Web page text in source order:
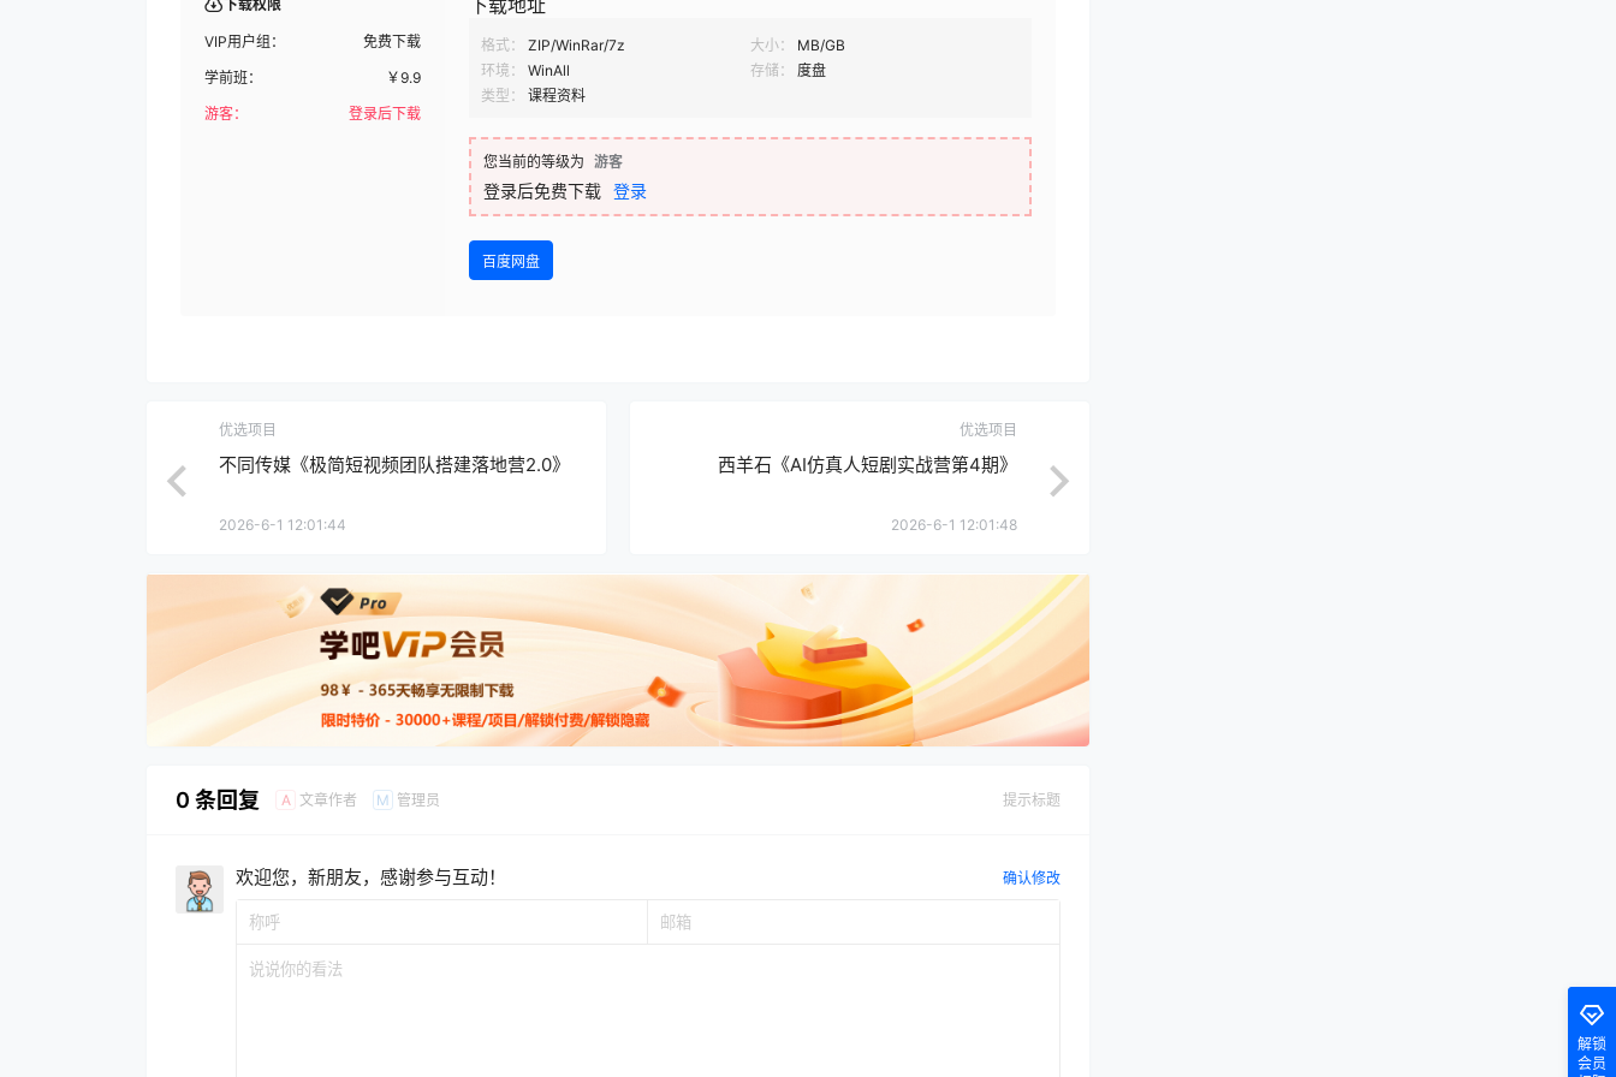
下载权限
VIP用户组：
免费下载
学前班：
￥9.9
游客：
登录后下载
下载地址
格式： ZIP/WinRar/7z 大小：
MB/GB
环境：
WinAll 存储：
度盘
类型：
课程资料
您当前的等级为 游客
登录后免费下载 登录
百度网盘
优选项目
不同传媒《极简短视频团队搭建落地营2.0》
2026-6-1 12:01:44
优选项目
西羊石《AI仿真人短剧实战营第4期》
2026-6-1 12:01:48
0 条回复 A 文章作者 M 管理员 提示标题
欢迎您，新朋友，感谢参与互动！ 确认修改
解锁
会员